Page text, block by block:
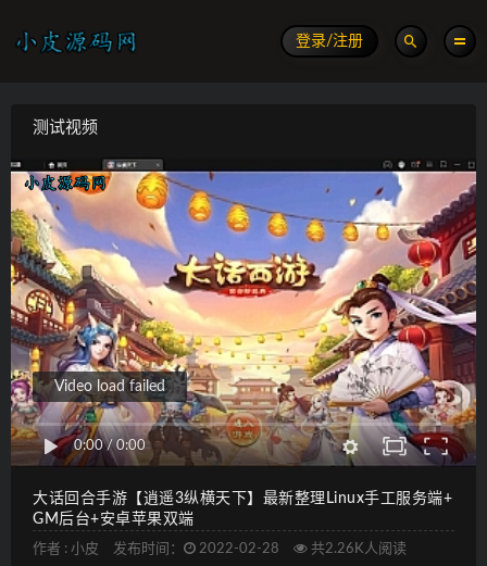
登录/注册
测试视频
0:00/0:00
Video load failed
大话回合手游【逍遥3纵横天下】最新整理Linux手工服务端+
GM后台+安卓苹果双端
作者 : 小皮 发布时间： 2022-02-28 共2.26K人阅读